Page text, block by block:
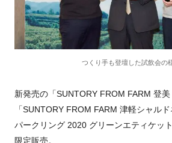
つくり手も登壇した試飲会の
新発売の「SUNTORY FROM FARM 登美
「SUNTORY FROM FARM 津軽シャル
パークリング 2020 グリーンエティケッ
限定販売。